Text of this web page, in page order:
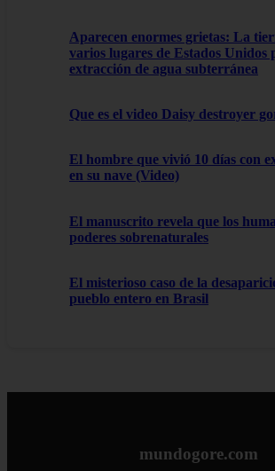
Aparecen enormes grietas: La
varios lugares de Estados Unidos
extracción de agua subterránea
Que es el video Daisy destroyer
El hombre que vivió 10 días con
en su nave (Video)
El manuscrito revela que los
poderes sobrenaturales
El misterioso caso de la
pueblo entero en Brasil
mundogore.com